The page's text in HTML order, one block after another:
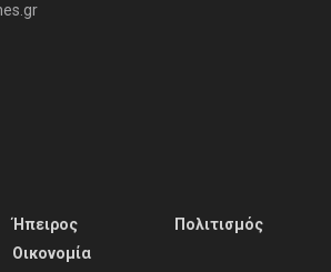
Ήπειρος
Οικονομία
Πολιτισμός